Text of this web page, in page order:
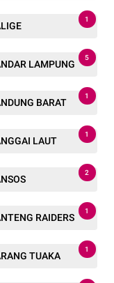
1
LAMPUNG
5
BARAT
1
LAUT
1
2
RAIDERS
1
TUAKA
1